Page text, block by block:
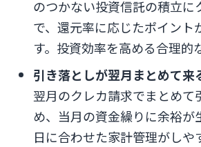
のつかない投資信託の積立に
で、還元率に応じたポイント
す。投資効率を高める合理的
引き落としが翌月まとめて来
翌月のクレカ請求でまとめて
め、当月の資金繰りに余裕が
日に合わせた家計管理がしや